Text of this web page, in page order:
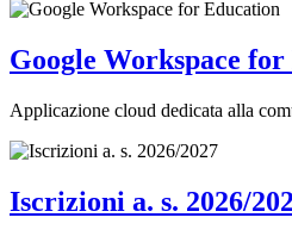
Google Workspace
Applicazione cloud dedicata alla
Iscrizioni a. s. 2026/